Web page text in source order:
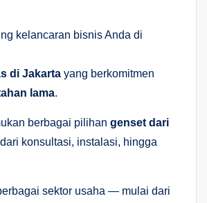
kelancaran bisnis Anda di
di Jakarta yang berkomitmen
lama.
berbagai pilihan genset dari
konsultasi, instalasi, hingga
sektor usaha — mulai dari